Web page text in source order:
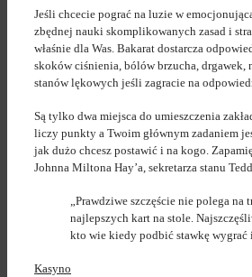
Jeśli chcecie pograć na luzie w
zbędnej nauki skomplikowanych zasad i
właśnie dla Was. Bakarat dostarcza
skoków ciśnienia, bólów brzucha, drgawek,
stanów lękowych jeśli zagracie na
Są tylko dwa miejsca do umieszczenia
liczy punkty a Twoim głównym zadaniem
jak dużo chcesz postawić i na kogo.
Johnna Miltona Hay’a, sekretarza stanu
„Prawdziwe szczęście nie polega na
najlepszych kart na stole.
kto wie kiedy podbić stawkę wygrać
Kasyno